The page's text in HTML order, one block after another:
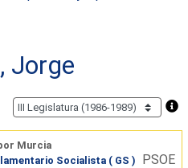
Jorge
Murcia
Socialista ( GS )
PSOE